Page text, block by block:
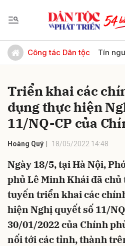
Công tác Dân tộc Tín
Triển khai các
dụng thực hiện
11/NQ-CP của
Hoàng Quý 18/05/2022 14:48
Ngày 18/5, tại Hà Nội,
phủ Lê Minh Khái đã
tuyến triển khai các
hiện Nghị quyết số 11/
30/01/2022 của Chính
nối tới các tỉnh, thành
Gửi bình luận